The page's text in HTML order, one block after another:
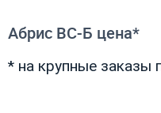
Абрис ВС-Б цена*
* на крупные заказы